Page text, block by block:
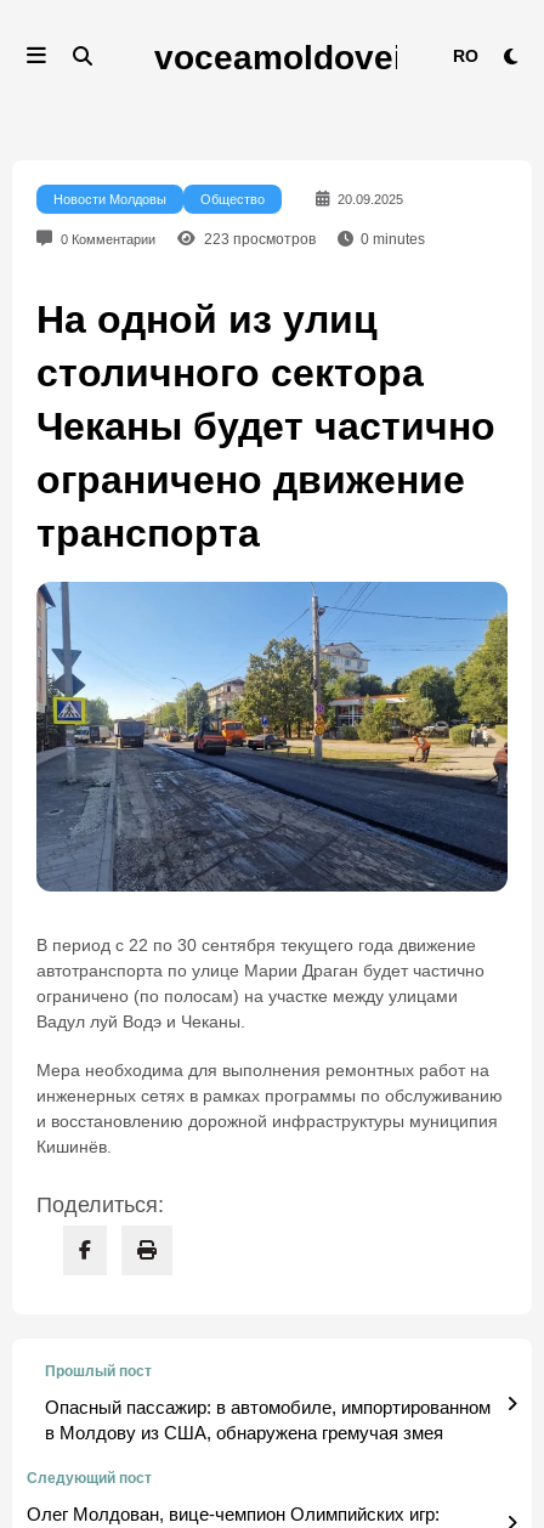
содержимому
RO
Новости Молдовы Общество 20.09.2025
0 Комментарии 223 просмотров 0 minutes
На одной из улиц
столичного сектора
Чеканы будет частично
ограничено движение
транспорта
В период с 22 по 30 сентября текущего года движение
автотранспорта по улице Марии Драган будет частично
ограничено (по полосам) на участке между улицами
Вадул луй Водэ и Чеканы.
Мера необходима для выполнения ремонтных работ на
инженерных сетях в рамках программы по обслуживанию
и восстановлению дорожной инфраструктуры муниципия
Кишинёв.
Поделиться:
Прошлый пост
Опасный пассажир: в автомобиле, импортированном
в Молдову из США, обнаружена гремучая змея
Следующий пост
Олег Молдован, вице-чемпион Олимпийских игр: